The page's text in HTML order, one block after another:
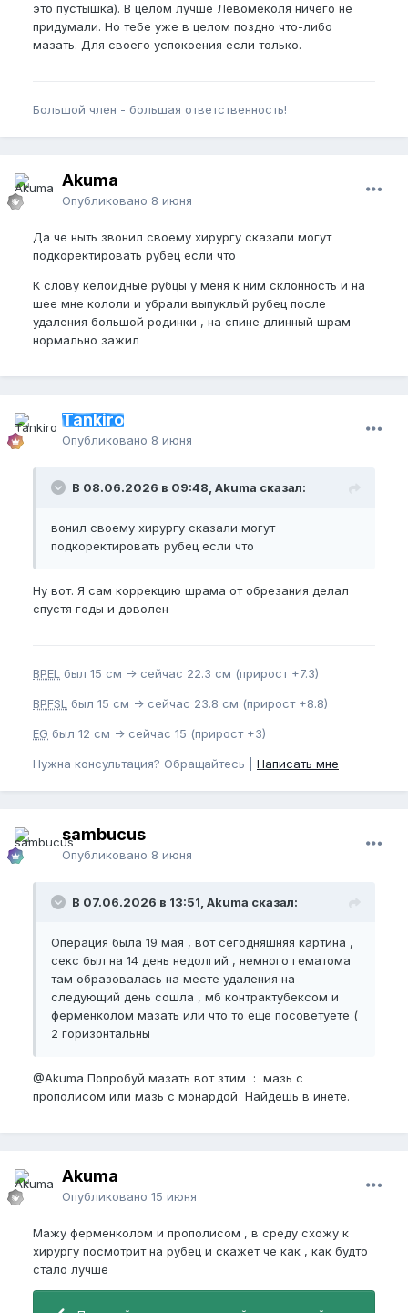
это пустышка). В целом лучше Левомеколя ничего не
придумали. Но тебе уже в целом поздно что-либо
мазать. Для своего успокоения если только.
Большой член - большая ответственность!
Akuma
Опубликовано 8 июня
Да че ныть звонил своему хирургу сказали могут
подкоректировать рубец если что
К слову келоидные рубцы у меня к ним склонность и на
шее мне кололи и убрали выпуклый рубец после
удаления большой родинки , на спине длинный шрам
нормально зажил
Tankiro
Опубликовано 8 июня
В 08.06.2026 в 09:48, Akuma сказал:
вонил своему хирургу сказали могут
подкоректировать рубец если что
Ну вот. Я сам коррекцию шрама от обрезания делал
спустя годы и доволен
BPEL был 15 см -> сейчас 22.3 см (прирост +7.3)
BPFSL был 15 см -> сейчас 23.8 см (прирост +8.8)
EG был 12 см -> сейчас 15 (прирост +3)
Нужна консультация? Обращайтесь | Написать мне
sambucus
Опубликовано 8 июня
В 07.06.2026 в 13:51, Akuma сказал:
Операция была 19 мая , вот сегодняшняя картина ,
секс был на 14 день недолгий , немного гематома
там образовалась на месте удаления на
следующий день сошла , мб контрактубексом и
ферменколом мазать или что то еще посоветуете (
2 горизонтальны
@Akuma Попробуй мазать вот зтим : мазь с
прополисом или мазь с монардой Найдешь в инете.
Akuma
Опубликовано 15 июня
Мажу ферменколом и прополисом , в среду схожу к
хирургу посмотрит на рубец и скажет че как , как будто
стало лучше